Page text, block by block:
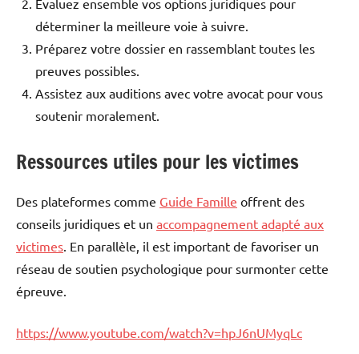
déterminer la meilleure voie à suivre.
Préparez votre dossier en rassemblant toutes les
preuves possibles.
Assistez aux auditions avec votre avocat pour vous
soutenir moralement.
Ressources utiles pour les victimes
Des plateformes comme Guide Famille offrent des
conseils juridiques et un accompagnement adapté aux
victimes . En parallèle, il est important de favoriser un
réseau de soutien psychologique pour surmonter cette
épreuve.
https://www.youtube.com/watch?v=hpJ6nUMyqLc